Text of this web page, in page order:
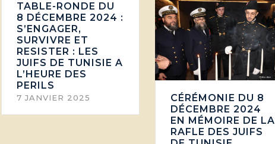
TABLE-RONDE DU
8 DÉCEMBRE 2024 :
S’ENGAGER,
SURVIVRE ET
RESISTER : LES
JUIFS DE TUNISIE A
L’HEURE DES
PERILS
7 JANVIER 2025
CÉRÉMONIE DU 8
DÉCEMBRE 2024
EN MÉMOIRE DE LA
RAFLE DES JUIFS